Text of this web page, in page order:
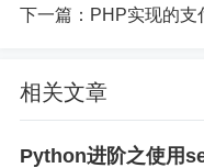
下一篇： PHP实现的支
相关文章
Python进阶之使用